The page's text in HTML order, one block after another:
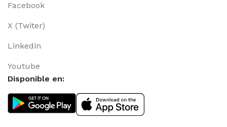
Facebook
X (Twiter)
Linkedin
Youtube
Disponible en: